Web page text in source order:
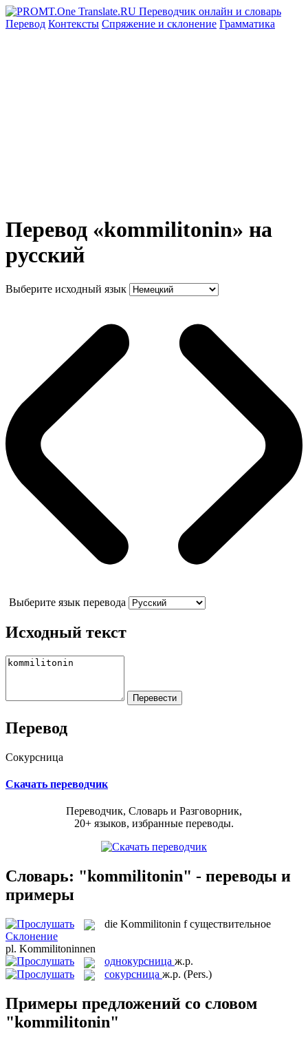
Перевод Контексты Спряжение и склонение Грамматика
Перевод «kommilitonin» на
русский
Выберите исходный язык
Выберите язык перевода
Исходный текст
Перевод
Сокурсница
Скачать переводчик
Переводчик, Словарь и Разговорник,
20+ языков, избранные переводы.
Словарь: "kommilitonin" - переводы и
примеры
die Kommilitonin f существительное
Склонение
pl. Kommilitoninnen
однокурсница ж.р.
сокурсница ж.р. (Pers.)
Примеры предложений со словом
"kommilitonin"